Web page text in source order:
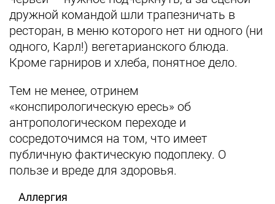
дружной командой шли трапезничать в
ресторан, в меню которого нет ни одного (ни
одного, Карл!) вегетарианского блюда.
Кроме гарниров и хлеба, понятное дело.
Тем не менее, отринем
«конспирологическую ересь» об
антропологическом переходе и
сосредоточимся на том, что имеет
публичную фактическую подоплеку. О
пользе и вреде для здоровья.
Аллергия